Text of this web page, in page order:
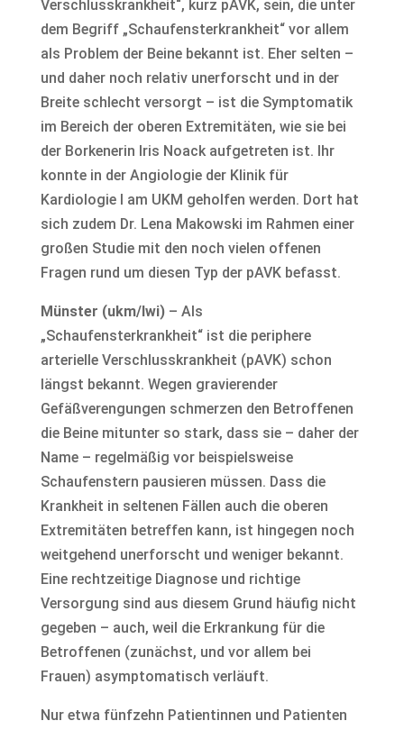
Verschlusskrankheit“, kurz pAVK, sein, die unter
dem Begriff „Schaufensterkrankheit“ vor allem
als Problem der Beine bekannt ist. Eher selten –
und daher noch relativ unerforscht und in der
Breite schlecht versorgt – ist die Symptomatik
im Bereich der oberen Extremitäten, wie sie bei
der Borkenerin Iris Noack aufgetreten ist. Ihr
konnte in der Angiologie der Klinik für
Kardiologie I am UKM geholfen werden. Dort hat
sich zudem Dr. Lena Makowski im Rahmen einer
großen Studie mit den noch vielen offenen
Fragen rund um diesen Typ der pAVK befasst.
Münster (ukm/lwi)– Als
„Schaufensterkrankheit“ ist die periphere
arterielle Verschlusskrankheit (pAVK) schon
längst bekannt. Wegen gravierender
Gefäßverengungen schmerzen den Betroffenen
die Beine mitunter so stark, dass sie – daher der
Name – regelmäßig vor beispielsweise
Schaufenstern pausieren müssen. Dass die
Krankheit in seltenen Fällen auch die oberen
Extremitäten betreffen kann, ist hingegen noch
weitgehend unerforscht und weniger bekannt.
Eine rechtzeitige Diagnose und richtige
Versorgung sind aus diesem Grund häufig nicht
gegeben – auch, weil die Erkrankung für die
Betroffenen (zunächst, und vor allem bei
Frauen) asymptomatisch verläuft.
Nur etwa fünfzehn Patientinnen und Patienten